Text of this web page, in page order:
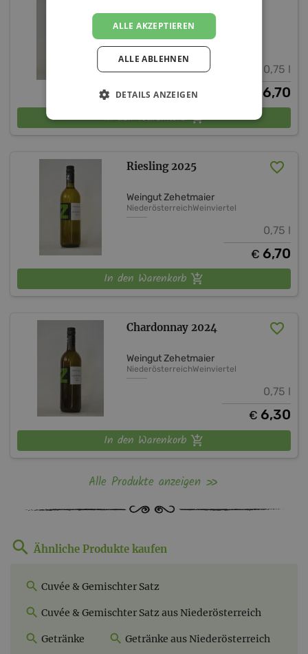
Weingut Zehetmaier
NiederösterreichWeinviertel DAC
0,75 l
6,70
In den Warenkorb
Riesling 2025
Weingut Zehetmaier
NiederösterreichWeinviertel
0,75 l
€ 6,70
In den Warenkorb
Chardonnay 2024
Weingut Zehetmaier
NiederösterreichWeinviertel
0,75 l
€ 6,30
In den Warenkorb
Alle Produkte anzeigen
Ähnliche Produkte kaufen
Cuvée & Gemischter Satz
Cuvée & Gemischter Satz aus Niederösterreich
Getränke Getränke aus Niederösterreich
ALLE AKZEPTIEREN
ALLE ABLEHNEN
DETAILS ANZEIGEN